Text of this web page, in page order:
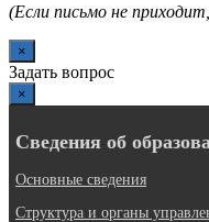
(Если письмо не
×
Задать вопрос
×
Сведения об
Основные сведения
Структура и органы